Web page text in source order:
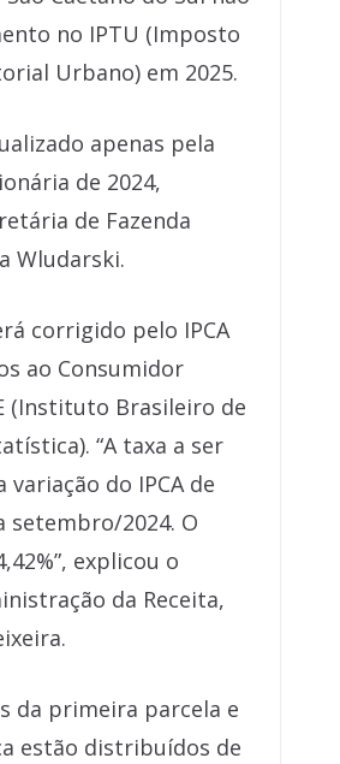
no IPTU (Imposto
Urbano) em 2025.
apenas pela
de 2024,
de Fazenda
Wludarski.
corrigido pelo IPCA
ao Consumidor
(Instituto Brasileiro de
“A taxa a ser
variação do IPCA de
setembro/2024. O
explicou o
da Receita,
da primeira parcela e
estão distribuídos de